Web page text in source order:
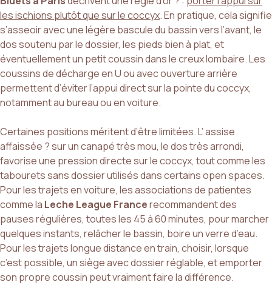
les ischions plutôt que sur le coccyx. En pratique, cela signifie
s’asseoir avec une légère bascule du bassin vers l’avant, le
dos soutenu par le dossier, les pieds bien à plat, et
éventuellement un petit coussin dans le creux lombaire. Les
coussins de décharge en U ou avec ouverture arrière
permettent d’éviter l’appui direct sur la pointe du coccyx,
notamment au bureau ou en voiture.
Certaines positions méritent d’être limitées. L’ assise
affaissée ? sur un canapé très mou, le dos très arrondi,
favorise une pression directe sur le coccyx, tout comme les
tabourets sans dossier utilisés dans certains open spaces.
Pour les trajets en voiture, les associations de patientes
comme la Leche League Francerecommandent des
pauses régulières, toutes les 45 à 60 minutes, pour marcher
quelques instants, relâcher le bassin, boire un verre d’eau.
Pour les trajets longue distance en train, choisir, lorsque
c’est possible, un siège avec dossier réglable, et emporter
son propre coussin peut vraiment faire la différence.